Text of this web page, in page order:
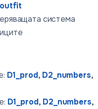
система
D1_prod, D2_numbers,
D1_prod, D2_numbers,